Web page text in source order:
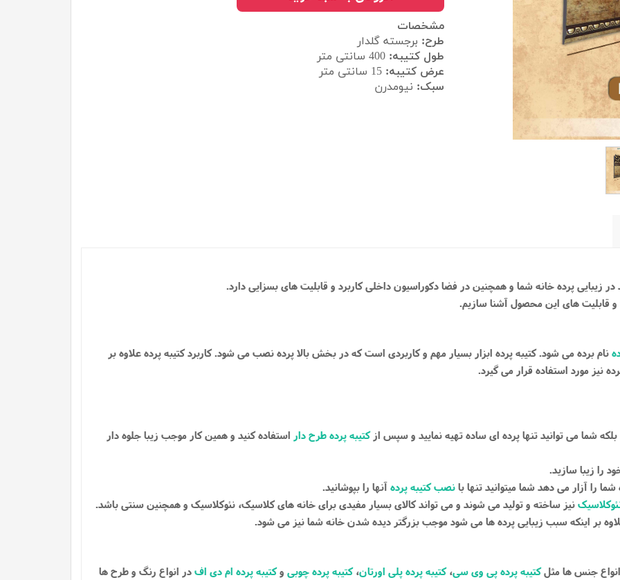
مشخصات
طرح: برجسته گلدار
طول کتیبه:
سانتی متر
عرض کتیبه: 15 سانتی متر
سبک: نیومدرن
در زیبایی پرده خانه شما و همچنین در فضا دکوراسیون داخلی کاربرد و قابلیت های بسزایی دارد.
و قابلیت های این محصول آشنا سازیم.
نام برده می شود. کتیبه پرده ابزار بسیار مهم و کاربردی است که در بخش بالا پرده نصب می شود. کاربرد کتیبه پرده علاوه بر
نیز مورد استفاده قرار می گیرد.
شما می توانید تنها پرده ای ساده تهیه نمایید و سپس ازکتیبه پرده طرح دار استفاده کنید و همین کار موجب زیبا جلوه دار
را زیبا سازید.
را آزار می دهد شما میتوانید تنها بانصب کتیبه پردهآنها را بپوشانید.
نیز ساخته و تولید می شوند و می تواند کالای بسیار مفیدی برای خانه های کلاسیک، نئوکلاسیک و همچنین سنتی باشد.
بر اینکه سبب زیبایی پرده ها می شود موجب بزرگتر دیده شدن خانه شما نیز می شود.
جنس ها مثلکتیبه پرده پی وی سی،کتیبه پرده پلی اورتان،کتیبه پرده چوبی وکتیبه پرده ام دی افدر انواع رنگ و طرح ها